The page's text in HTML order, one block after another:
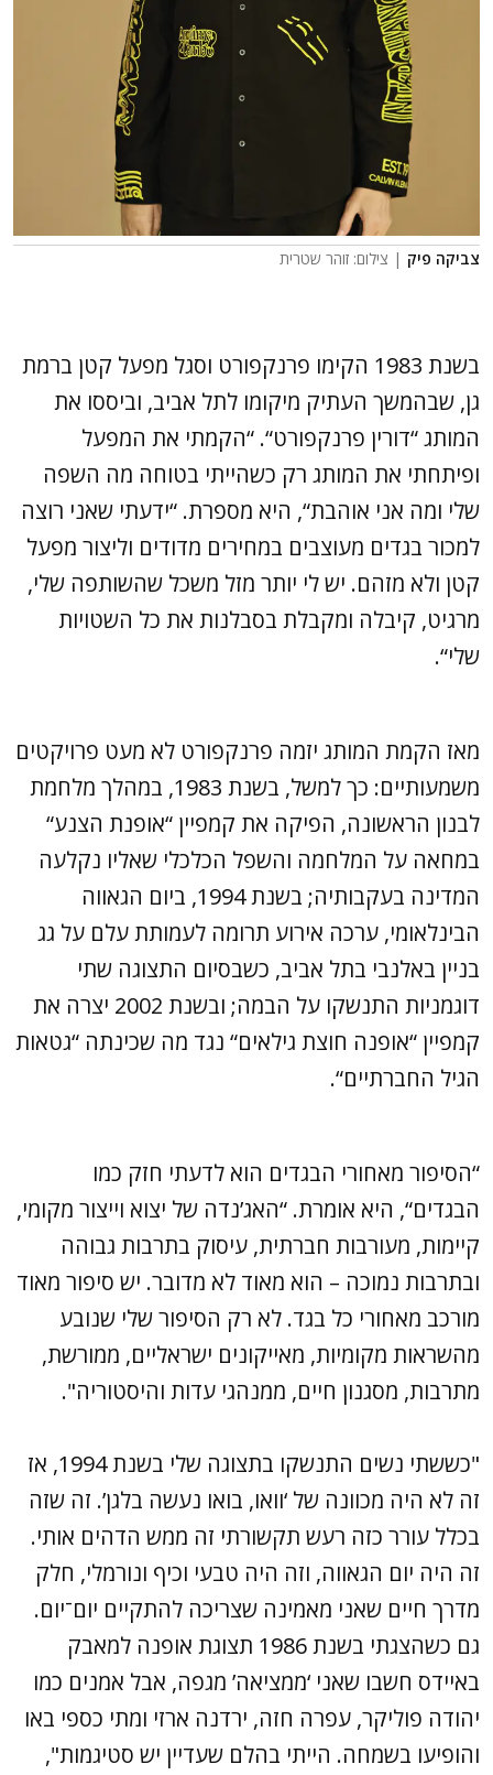
צביקה פיק | צילום: זוהר שטרית
בשנת 1983 הקימו פרנקפורט וסגל מפעל קטן ברמת
גן, שבהמשך העתיק מיקומו לתל אביב, וביססו את
המותג “דורין פרנקפורט“. “הקמתי את המפעל
ופיתחתי את המותג רק כשהייתי בטוחה מה השפה
שלי ומה אני אוהבת“, היא מספרת. “ידעתי שאני רוצה
למכור בגדים מעוצבים במחירים מדודים וליצור מפעל
קטן ולא מזהם. יש לי יותר מזל משכל שהשותפה שלי,
מרגיט, קיבלה ומקבלת בסבלנות את כל השטויות
שלי“.
מאז הקמת המותג יזמה פרנקפורט לא מעט פרויקטים
משמעותיים: כך למשל, בשנת 1983, במהלך מלחמת
לבנון הראשונה, הפיקה את קמפיין “אופנת הצנע“
במחאה על המלחמה והשפל הכלכלי שאליו נקלעה
המדינה בעקבותיה; בשנת 1994, ביום הגאווה
הבינלאומי, ערכה אירוע תרומה לעמותת עלם על גג
בניין באלנבי בתל אביב, כשבסיום התצוגה שתי
דוגמניות התנשקו על הבמה; ובשנת 2002 יצרה את
קמפיין “אופנה חוצת גילאים“ נגד מה שכינתה “גטאות
הגיל החברתיים“.
“הסיפור מאחורי הבגדים הוא לדעתי חזק כמו
הבגדים“, היא אומרת. “האג’נדה של יצוא וייצור מקומי,
קיימות, מעורבות חברתית, עיסוק בתרבות גבוהה
ובתרבות נמוכה – הוא מאוד לא מדובר. יש סיפור מאוד
מורכב מאחורי כל בגד. לא רק הסיפור שלי שנובע
מהשראות מקומיות, מאייקונים ישראליים, ממורשת,
מתרבות, מסגנון חיים, ממנהגי עדות והיסטוריה".
"כששתי נשים התנשקו בתצוגה שלי בשנת 1994, אז
זה לא היה מכוונה של ‘וואו, בואו נעשה בלגן’. זה שזה
בכלל עורר כזה רעש תקשורתי זה ממש הדהים אותי.
זה היה יום הגאווה, וזה היה טבעי וכיף ונורמלי, חלק
מדרך חיים שאני מאמינה שצריכה להתקיים יום־יום.
גם כשהצגתי בשנת 1986 תצוגת אופנה למאבק
באיידס חשבו שאני ‘ממציאה’ מגפה, אבל אמנים כמו
יהודה פוליקר, עפרה חזה, ירדנה ארזי ומתי כספי באו
והופיעו בשמחה. הייתי בהלם שעדיין יש סטיגמות",